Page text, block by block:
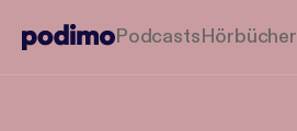
PodcastsHörbücher